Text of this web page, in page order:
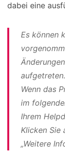
dabei eine
Es können
Wenn das
im
Ihrem
Klicken Sie
„Weitere